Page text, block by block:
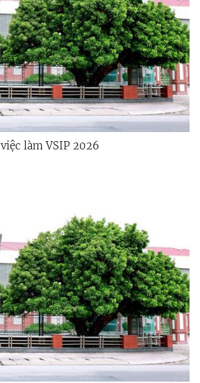
Giới thiệu Ngày hội việc làm VSIP 2026